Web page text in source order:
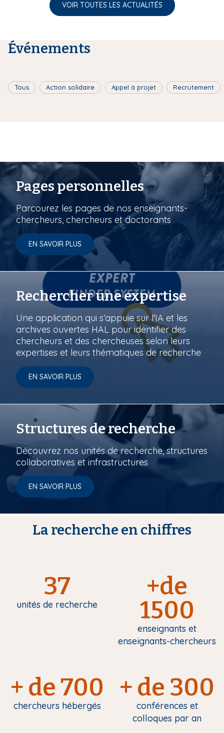
VOIR TOUTES LES ACTUALITÉS
Événements
Tous Action solidaire Appel à projet Recrutement
Pages personnelles
Parcourez les pages de nos enseignants-
chercheurs, chercheurs et doctorants
EN SAVOIR PLUS
Rechercher une expertise
Une application qui s’appuie sur l'IA et les
archives ouvertes HAL pour identifier des
chercheurs et des chercheuses selon leurs
expertises et leurs thématiques de recherche
EN SAVOIR PLUS
Structures de recherche
Découvrez nos unités de recherche, structures
collaboratives et infrastructures
EN SAVOIR PLUS
La recherche en chiffres
37
unités de recherche
+de
1500
enseignants et
enseignants-chercheurs
+ de 700
chercheurs hébergés
+ de 300
conférences et
colloques par an